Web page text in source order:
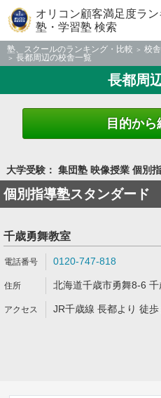
オリコン顧客満足度ラ
塾・学習塾 検索
塾、スクールのランキング・比較 校
長都周辺の校舎一覧
長都周
目的か
大学受験： 集団塾 映像授業 個別
個別指導塾スタンダード
千歳勇舞教室
0120-747-818
北海道千歳市勇舞8-6
JR千歳線 長都より 徒